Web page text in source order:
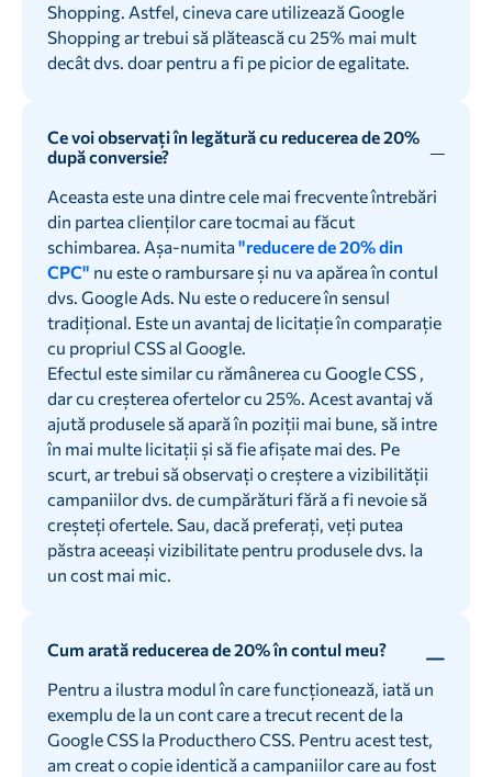
Shopping. Astfel, cineva care utilizează Google
Shopping ar trebui să plătească cu 25% mai mult
decât dvs. doar pentru a fi pe picior de egalitate.
Ce voi observați în legătură cu reducerea de 20%
după conversie?
Aceasta este una dintre cele mai frecvente întrebări
din partea clienților care tocmai au făcut
schimbarea. Așa-numita"reducere de 20% din
CPC" nu este o rambursare și nu va apărea în contul
dvs. Google Ads. Nu este o reducere în sensul
tradițional. Este un avantaj de licitație în comparație
cu propriul CSS al Google.
Efectul este similar cu rămânerea cu Google CSS ,
dar cu creșterea ofertelor cu 25%. Acest avantaj vă
ajută produsele să apară în poziții mai bune, să intre
în mai multe licitații și să fie afișate mai des. Pe
scurt, ar trebui să observați o creștere a vizibilității
campaniilor dvs. de cumpărături fără a fi nevoie să
creșteți ofertele. Sau, dacă preferați, veți putea
păstra aceeași vizibilitate pentru produsele dvs. la
un cost mai mic.
Cum arată reducerea de 20% în contul meu?
Pentru a ilustra modul în care funcționează, iată un
exemplu de la un cont care a trecut recent de la
Google CSS la Producthero CSS. Pentru acest test,
am creat o copie identică a campaniilor care au fost